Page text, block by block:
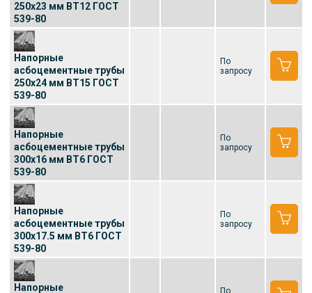
250x23 мм ВТ12 ГОСТ
539-80
Напорные
асбоцементные трубы
250x24 мм ВТ15 ГОСТ
539-80
По
запросу
Напорные
асбоцементные трубы
300x16 мм ВТ6 ГОСТ
539-80
По
запросу
Напорные
асбоцементные трубы
300x17.5 мм ВТ6 ГОСТ
539-80
По
запросу
Напорные
По